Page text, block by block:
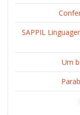
SAPPIL
Um